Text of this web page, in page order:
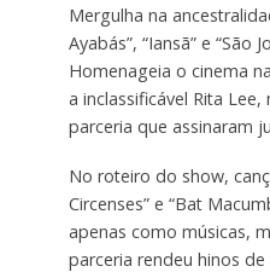
Mergulha na
Ayabás”, “Iansã” e “São
Homenageia o cinema
a inclassificável Rita Lee,
parceria que assinaram
No roteiro do show,
Circenses” e “Bat
apenas como músicas,
parceria rendeu hinos